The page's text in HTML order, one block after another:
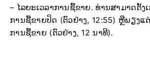
– ໄລຍະເວລາການຊື້ຂາຍ. ທ່ານສາມາດຕັ້ງ
ການຊື້ຂາຍປິດ (ຕົວຢ່າງ, 12:55) ຫຼືພຽງແຕ່
ການຊື້ຂາຍ (ຕົວຢ່າງ, 12 ນາທີ).